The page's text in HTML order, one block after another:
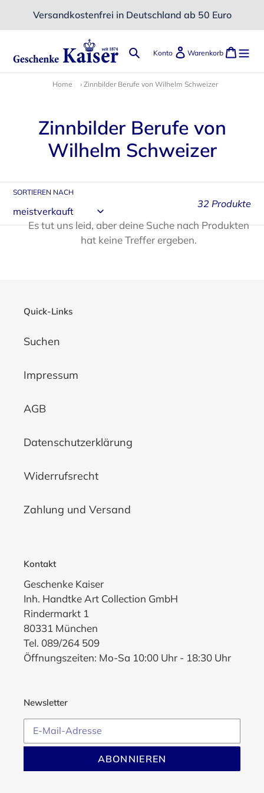
Versandkostenfrei in Deutschland ab 50 Euro
Suchen
Konto Einloggen
Warenkorb
Home › Zinnbilder Berufe von Wilhelm Schweizer
K
a
e
g
e
Zinnbilder Berufe von
Wilhelm Schweizer
SORTIEREN NACH
32 Produkte
Es tut uns leid, aber deine Suche nach Produkten
hat keine Treffer ergeben.
Quick-Links
Suchen
Impressum
AGB
Datenschutzerklärung
Widerrufsrecht
Zahlung und Versand
Kontakt
Geschenke Kaiser
Inh. Handtke Art Collection GmbH
Rindermarkt 1
80331 München
Tel. 089/264 509
Öffnungszeiten: Mo-Sa 10:00 Uhr - 18:30 Uhr
Newsletter
ABONNIEREN